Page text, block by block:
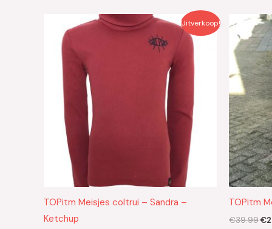
Uitverkoop!
TOPitm Meisjes coltrui – Sandra –
Ketchup
Oorspronkelijke
prijs
€24.99.
Huidige
prijs
TOPitm
€39.99€